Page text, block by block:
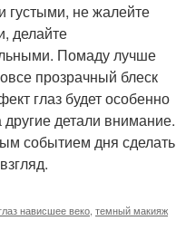
не жалейте
делайте
Помаду лучше
прозрачный блеск
глаз будет особенно
детали внимание.
событием дня сделать
нависшее веко темный макияж